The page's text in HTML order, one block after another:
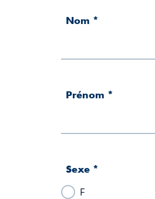
Nom *
Prénom *
Sexe *
F